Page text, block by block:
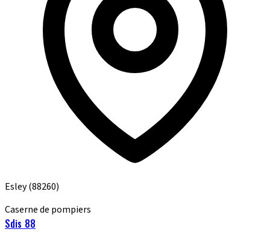
Esley(88260)
Caserne de pompiers
Sdis 88